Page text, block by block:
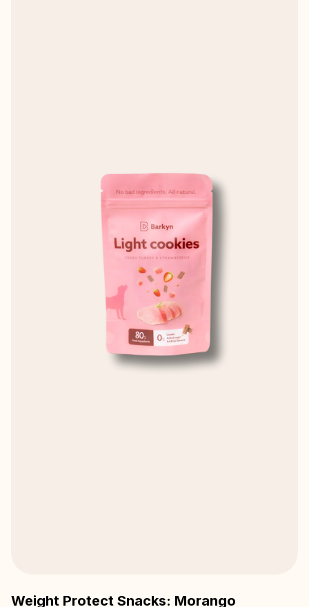
Weight Protect Snacks: Morango